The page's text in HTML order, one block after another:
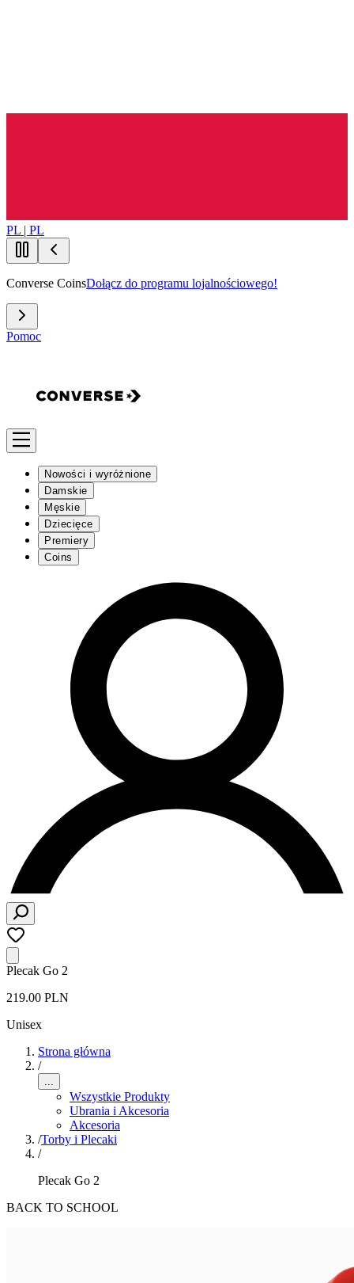
PL | PL
Converse CoinsDołącz do programu lojalnościowego!
Pomoc
Nowości i wyróżnione
Damskie
Męskie
Dziecięce
Premiery
Coins
Plecak Go 2
219.00 PLN
Unisex
Strona główna
/
...
Wszystkie Produkty
Ubrania i Akcesoria
Akcesoria
/Torby i Plecaki
/
Plecak Go 2
BACK TO SCHOOL